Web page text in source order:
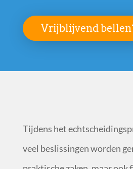
Vrijblijvend
Tijdens het
veel beslissingen worden